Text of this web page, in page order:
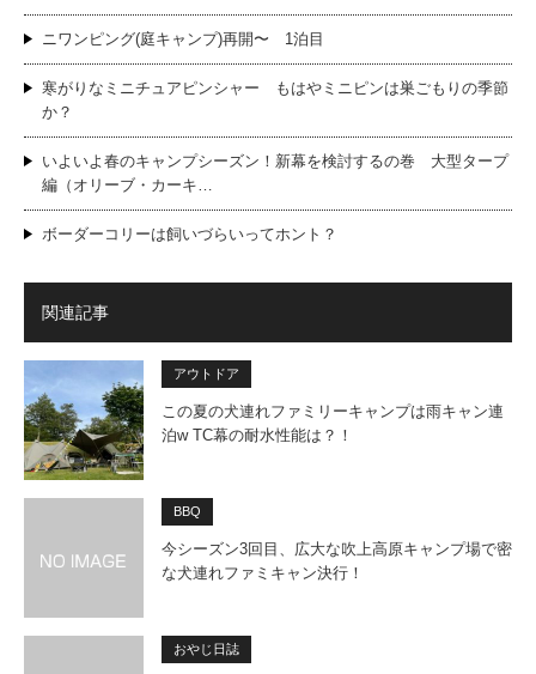
ニワンピング(庭キャンプ)再開〜 1泊目
寒がりなミニチュアピンシャー もはやミニピンは巣ごもりの季節
か？
いよいよ春のキャンプシーズン！新幕を検討するの巻 大型タープ
編（オリーブ・カーキ…
ボーダーコリーは飼いづらいってホント？
関連記事
アウトドア
この夏の犬連れファミリーキャンプは雨キャン連
泊w TC幕の耐水性能は？！
BBQ
今シーズン3回目、広大な吹上高原キャンプ場で密
な犬連れファミキャン決行！
おやじ日誌